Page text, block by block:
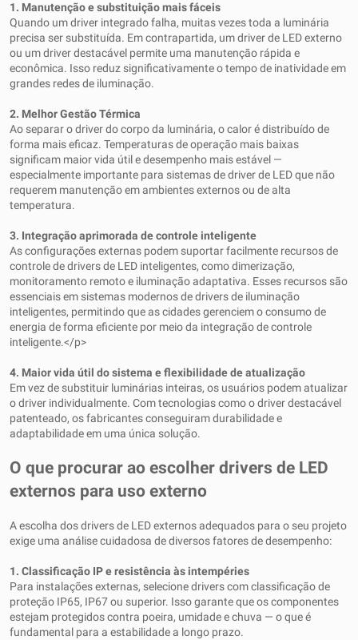
1. Manutenção e substituição mais fáceis
Quando um driver integrado falha, muitas vezes toda a luminária
precisa ser substituída. Em contrapartida, um driver de LED externo
ou um driver destacável permite uma manutenção rápida e
econômica. Isso reduz significativamente o tempo de inatividade em
grandes redes de iluminação.
2. Melhor Gestão Térmica
Ao separar o driver do corpo da luminária, o calor é distribuído de
forma mais eficaz. Temperaturas de operação mais baixas
significam maior vida útil e desempenho mais estável —
especialmente importante para sistemas de driver de LED que não
requerem manutenção em ambientes externos ou de alta
temperatura.
3. Integração aprimorada de controle inteligente
As configurações externas podem suportar facilmente recursos de
controle de drivers de LED inteligentes, como dimerização,
monitoramento remoto e iluminação adaptativa. Esses recursos são
essenciais em sistemas modernos de drivers de iluminação
inteligentes, permitindo que as cidades gerenciem o consumo de
energia de forma eficiente por meio da integração de controle
inteligente.</p>
4. Maior vida útil do sistema e flexibilidade de atualização
Em vez de substituir luminárias inteiras, os usuários podem atualizar
o driver individualmente. Com tecnologias como o driver destacável
patenteado, os fabricantes conseguiram durabilidade e
adaptabilidade em uma única solução.
O que procurar ao escolher drivers de LED
externos para uso externo
A escolha dos drivers de LED externos adequados para o seu projeto
exige uma análise cuidadosa de diversos fatores de desempenho:
1. Classificação IP e resistência às intempéries
Para instalações externas, selecione drivers com classificação de
proteção IP65, IP67 ou superior. Isso garante que os componentes
estejam protegidos contra poeira, umidade e chuva — o que é
fundamental para a estabilidade a longo prazo.